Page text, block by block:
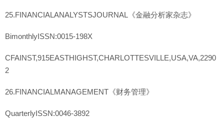
25.FINANCIALANALYSTSJOURNAL《金融分析家杂志》
BimonthlyISSN:0015-198X
CFAINST,915EASTHIGHST,CHARLOTTESVILLE,USA,VA,2290
2
26.FINANCIALMANAGEMENT《财务管理》
QuarterlyISSN:0046-3892